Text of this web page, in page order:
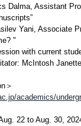
Dalma, Assistant
Yani, Associate
"
with current
McIntosh
＞
academics/
22 to Aug. 30,